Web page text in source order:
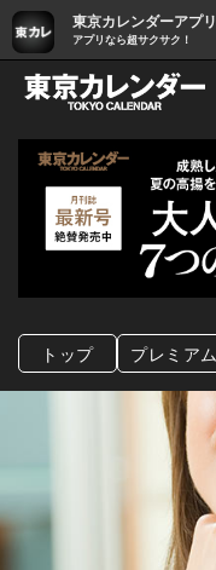
東京カレンダーアプリ
アプリなら超サクサク！
トップ プレミアム